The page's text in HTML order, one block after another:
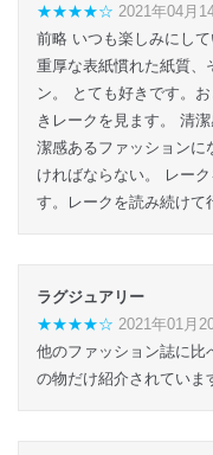
★★★★☆ 2021年04月
前略 いつも楽しみにし
重厚な表紙慣れた紙質、
ン。 とても好きです。
きレークを見ます。 清
潔感あるファッションに
ければならない。 レ
す。レークを読み続けて
ラグジュアリー
★★★★☆ 2021年01月
他のファッション誌に比
の物だけ紹介されていま